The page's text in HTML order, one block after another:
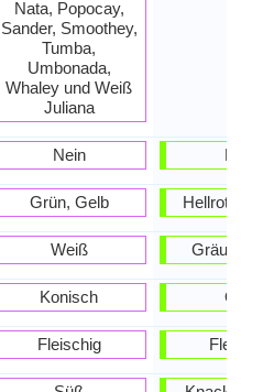
Nata, Popocay,
Sander, Smoothey,
Tumba,
Umbonada,
Whaley und Weiß
Juliana
Nein
Grün, Gelb
Weiß
Konisch
Fleischig
Nein
Hellrot,
Gräulich-
Oval